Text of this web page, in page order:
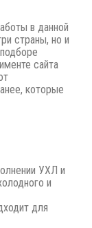
в данной
страны, но и
сайта
которые
УХЛ и
и
для